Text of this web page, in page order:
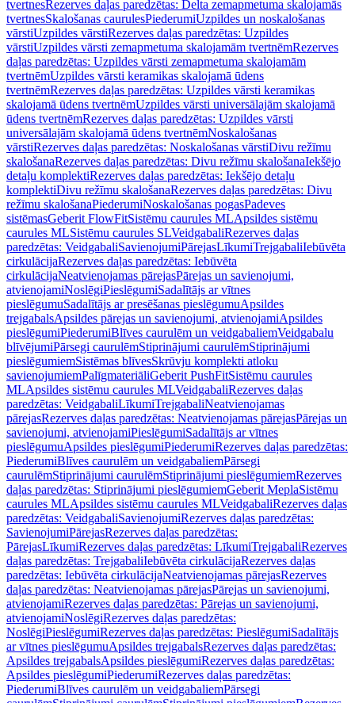
tvertnesRezerves daļas paredzētas: Delta zemapmetuma skalojamās
tvertnesSkalošanas caurulesPiederumiUzpildes un noskalošanas
vārstiUzpildes vārstiRezerves daļas paredzētas: Uzpildes
vārstiUzpildes vārsti zemapmetuma skalojamām tvertnēmRezerves
daļas paredzētas: Uzpildes vārsti zemapmetuma skalojamām
tvertnēmUzpildes vārsti keramikas skalojamā ūdens
tvertnēmRezerves daļas paredzētas: Uzpildes vārsti keramikas
skalojamā ūdens tvertnēmUzpildes vārsti universālajām skalojamā
ūdens tvertnēmRezerves daļas paredzētas: Uzpildes vārsti
universālajām skalojamā ūdens tvertnēmNoskalošanas
vārstiRezerves daļas paredzētas: Noskalošanas vārstiDivu režīmu
skalošanaRezerves daļas paredzētas: Divu režīmu skalošanaIekšējo
detaļu komplektiRezerves daļas paredzētas: Iekšējo detaļu
komplektiDivu režīmu skalošanaRezerves daļas paredzētas: Divu
režīmu skalošanaPiederumiNoskalošanas pogasPadeves
sistēmasGeberit FlowFitSistēmu caurules MLApsildes sistēmu
caurules MLSistēmu caurules SLVeidgabaliRezerves daļas
paredzētas: VeidgabaliSavienojumiPārejasLīkumiTrejgabaliIebūvēta
cirkulācijaRezerves daļas paredzētas: Iebūvēta
cirkulācijaNeatvienojamas pārejasPārejas un savienojumi,
atvienojamiNoslēgiPieslēgumiSadalītājs ar vītnes
pieslēgumuSadalītājs ar presēšanas pieslēgumuApsildes
trejgabalsApsildes pārejas un savienojumi, atvienojamiApsildes
pieslēgumiPiederumiBlīves caurulēm un veidgabaliemVeidgabalu
blīvējumiPārsegi caurulēmStiprinājumi caurulēmStiprinājumi
pieslēgumiemSistēmas blīvesSkrūvju komplekti atloku
savienojumiemPalīgmateriāliGeberit PushFitSistēmu caurules
MLApsildes sistēmu caurules MLVeidgabaliRezerves daļas
paredzētas: VeidgabaliLīkumiTrejgabaliNeatvienojamas
pārejasRezerves daļas paredzētas: Neatvienojamas pārejasPārejas un
savienojumi, atvienojamiPieslēgumiSadalītājs ar vītnes
pieslēgumuApsildes pieslēgumiPiederumiRezerves daļas paredzētas:
PiederumiBlīves caurulēm un veidgabaliemPārsegi
caurulēmStiprinājumi caurulēmStiprinājumi pieslēgumiemRezerves
daļas paredzētas: Stiprinājumi pieslēgumiemGeberit MeplaSistēmu
caurules MLApsildes sistēmu caurules MLVeidgabaliRezerves daļas
paredzētas: VeidgabaliSavienojumiRezerves daļas paredzētas:
SavienojumiPārejasRezerves daļas paredzētas:
PārejasLīkumiRezerves daļas paredzētas: LīkumiTrejgabaliRezerves
daļas paredzētas: TrejgabaliIebūvēta cirkulācijaRezerves daļas
paredzētas: Iebūvēta cirkulācijaNeatvienojamas pārejasRezerves
daļas paredzētas: Neatvienojamas pārejasPārejas un savienojumi,
atvienojamiRezerves daļas paredzētas: Pārejas un savienojumi,
atvienojamiNoslēgiRezerves daļas paredzētas:
NoslēgiPieslēgumiRezerves daļas paredzētas: PieslēgumiSadalītājs
ar vītnes pieslēgumuApsildes trejgabalsRezerves daļas paredzētas:
Apsildes trejgabalsApsildes pieslēgumiRezerves daļas paredzētas:
Apsildes pieslēgumiPiederumiRezerves daļas paredzētas:
PiederumiBlīves caurulēm un veidgabaliemPārsegi